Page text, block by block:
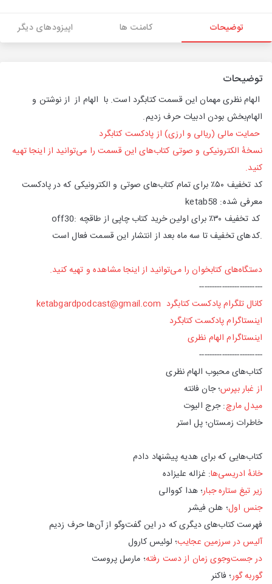
توضیحات کامنت ها اپیزودهای دیگر
توضیحات
الهام نظری مهمان این قسمت کتابگرد است. با الهام از از نوشتن و
الهام‌بخش بودن ادبیات حرف زدیم.
حمایت مالی (ریالی و ارزی) از پادکست کتابگرد
نسخهٔ الکترونیکی و صوتی کتاب‌های این قسمت را می‌توانید از اینجا تهیه
کنید.
کد تخفیف ۵۰٪ برای تمام کتاب‌های صوتی و الکترونیکی که در پادکست
معرفی شده: ketab58
کد تخفیف ۳۰٪ برای اولین خرید کتاب چاپی از طاقچه :off30
.کدهای تخفیف تا سه ماه بعد از انتشار این قسمت فعال است
دستگاه‌های کتابخوان را می‌توانید از اینجا مشاهده و تهیه کنید.
-------------------------
کانال تلگرام پادکست کتابگرد ketabgardpodcast@gmail.com
اینستاگرام پادکست کتابگرد
اینستاگرام الهام نظری
-------------------------
کتاب‌های محبوب الهام نظری
از غبار بپرس؛ جان فانته
میدل مارچ: جرج الیوت
خاطرات زمستان؛ پل استر
کتاب‌هایی که برای هدیه پیشنهاد دادم
خانهٔ ادریسی‌ها: غزاله علیزاده
زیر تیغ ستاره جبار؛ هدا کووالی
جنس اول؛ هلن فیشر
فهرست کتاب‌های دیگری که در این گفت‌وگو از آن‌ها حرف زدیم
آلیس در سرزمین عجایب؛ لوئیس کارول
در جست‌وجوی زمان از دست رفته؛ مارسل پروست
گوربه گور؛ فاکنر